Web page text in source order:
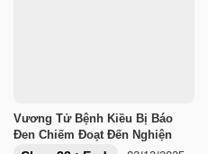
Vương Tử Bệnh Kiều Bị Báo
Đen Chiếm Đoạt Đến Nghiện